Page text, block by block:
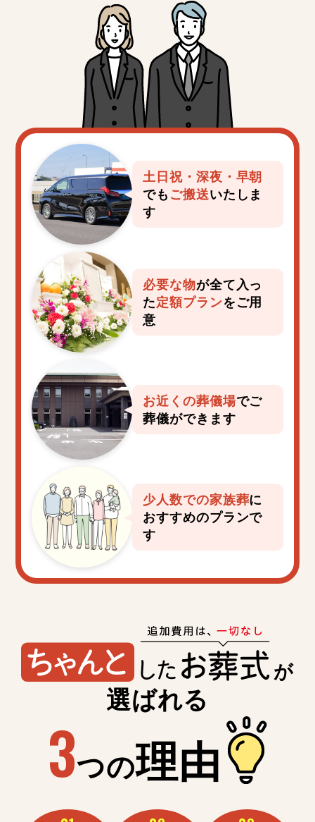
東久留米市
武蔵村山市
多摩市
稲城市
羽村市
あきる野市
西東京市
瑞穂町
日の出町
土日祝・深夜・早朝
でもご搬送いたしま
す
必要な物が全て入っ
た定額プランをご用
意
お近くの葬儀場でご
葬儀ができます
少人数での家族葬に
おすすめのプランで
す
が
選ばれる
3つの理由